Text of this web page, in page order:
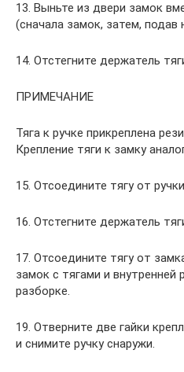
13. Выньте из двери замок
(сначала замок, затем, подав
14. Отстегните держатель
ПРИМЕЧАНИЕ
Тяга к ручке прикреплена
Крепление тяги к замку
15. Отсоедините тягу от
16. Отстегните держатель
17. Отсоедините тягу от
замок с тягами и внутренней
разборке.
19. Отверните две гайки
и снимите ручку снаружи.